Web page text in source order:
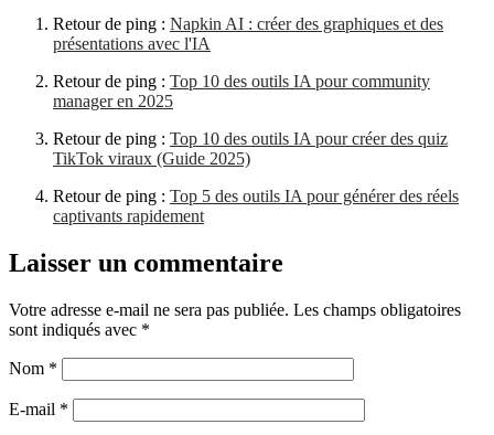
Retour de ping : Napkin AI : créer des graphiques et des
présentations avec l'IA
Retour de ping : Top 10 des outils IA pour community
manager en 2025
Retour de ping : Top 10 des outils IA pour créer des quiz
TikTok viraux (Guide 2025)
Retour de ping : Top 5 des outils IA pour générer des réels
captivants rapidement
Laisser un commentaire
Votre adresse e-mail ne sera pas publiée. Les champs obligatoires
sont indiqués avec *
Nom *
E-mail *